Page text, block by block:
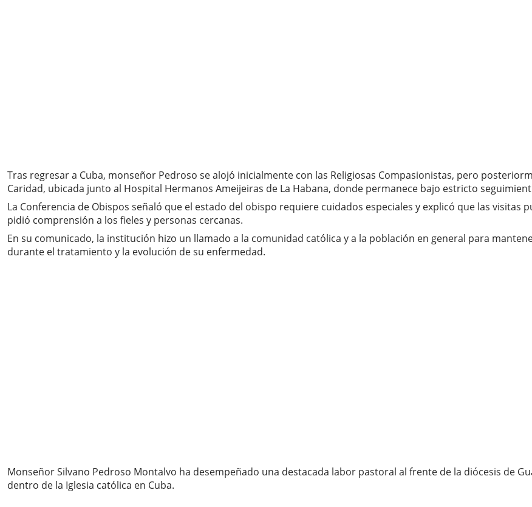
Tras regresar a Cuba, monseñor Pedroso se alojó inicialmente con las Religiosas Compasionistas, pero
Caridad, ubicada junto al Hospital Hermanos Ameijeiras de La Habana, donde permanece bajo estricto
La Conferencia de Obispos señaló que el estado del obispo requiere cuidados especiales y explicó que las
pidió comprensión a los fieles y personas cercanas.
En su comunicado, la institución hizo un llamado a la comunidad católica y a la población en general para
durante el tratamiento y la evolución de su enfermedad.
Monseñor Silvano Pedroso Montalvo ha desempeñado una destacada labor pastoral al frente de la diócesis de
dentro de la Iglesia católica en Cuba.